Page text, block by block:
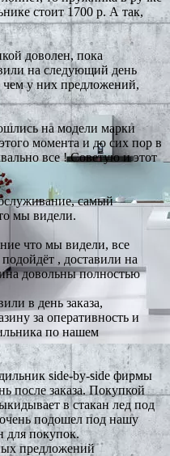
стоит 1700 р. А так,
доволен, пока
на следующий день
чем у них предложений,
на модели марки
момента и до сих пор в
все ! Советую и этот
самый
мы видели.
что мы видели, все
, доставили на
довольны полностью
в день заказа,
за оперативность и
по нашем
side-by-side фирмы
после заказа. Покупкой
в стакан лед под
подошел под нашу
для покупок.
предложений